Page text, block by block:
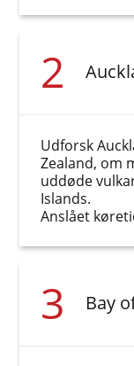
2
Udforsk
Zealand, om
uddøde
Islands.
Anslået
3 Bay